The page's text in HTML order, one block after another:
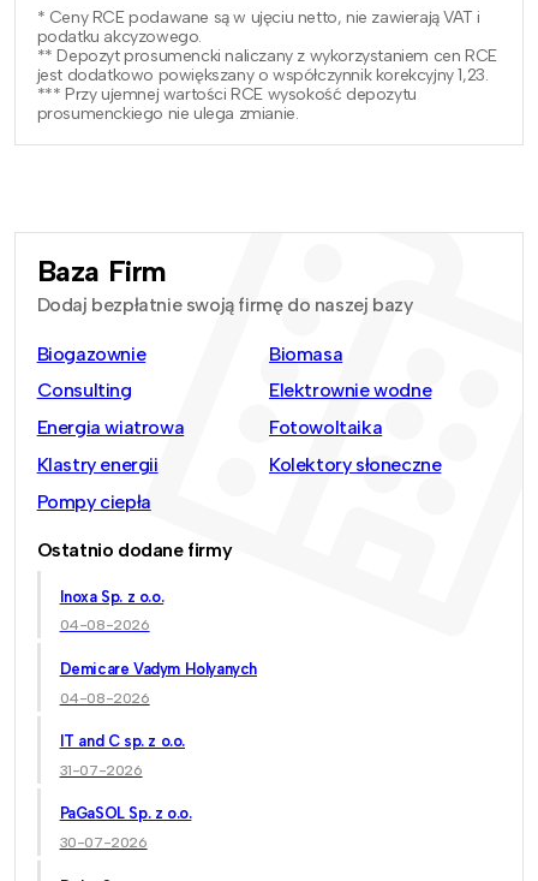
* Ceny RCE podawane są w ujęciu netto, nie zawierają VAT i
podatku akcyzowego.
** Depozyt prosumencki naliczany z wykorzystaniem cen RCE
jest dodatkowo powiększany o współczynnik korekcyjny 1,23.
*** Przy ujemnej wartości RCE wysokość depozytu
prosumenckiego nie ulega zmianie.
Baza Firm
Dodaj bezpłatnie swoją firmę do naszej bazy
Biogazownie
Biomasa
Consulting
Elektrownie wodne
Energia wiatrowa
Fotowoltaika
Klastry energii
Kolektory słoneczne
Pompy ciepła
Ostatnio dodane firmy
Inoxa Sp. z o.o.
04-08-2026
Demicare Vadym Holyanych
04-08-2026
IT and C sp. z o.o.
31-07-2026
PaGaSOL Sp. z o.o.
30-07-2026